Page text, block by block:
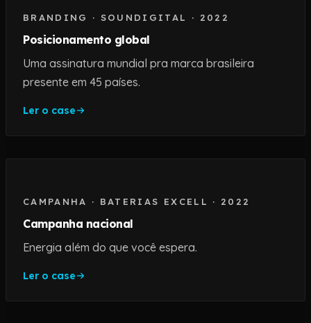
BRANDING · SOUNDIGITAL · 2022
Posicionamento global
Uma assinatura mundial pra marca brasileira
presente em 45 países.
Ler o case
CAMPANHA · BATERIAS EXCELL · 2022
Campanha nacional
Energia além do que você espera.
Ler o case